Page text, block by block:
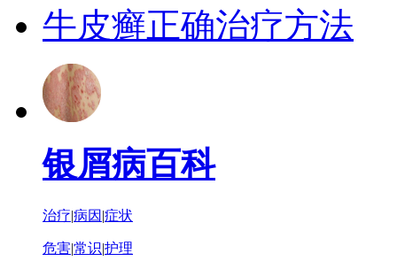
牛皮癣正确治疗方法
银屑病百科
治疗|病因 |症状
危害|常识|护理